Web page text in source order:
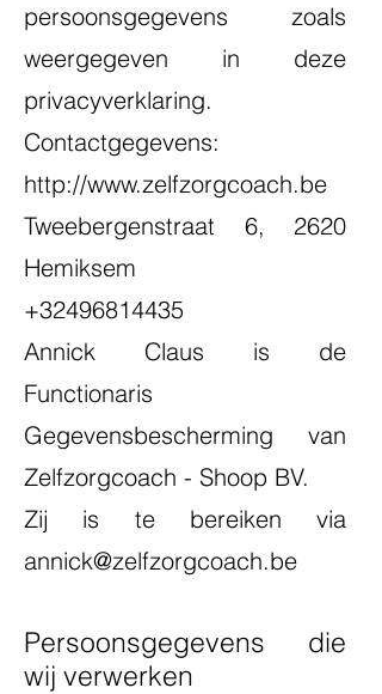
persoonsgegevens zoals
weergegeven in deze
privacyverklaring.
Contactgegevens:
http://www.zelfzorgcoach.be
Tweebergenstraat 6, 2620
Hemiksem
+32496814435
Annick Claus is de
Functionaris
Gegevensbescherming van
Zelfzorgcoach - Shoop BV.
Zij is te bereiken via
annick@zelfzorgcoach.be
Persoonsgegevens die
wij verwerken